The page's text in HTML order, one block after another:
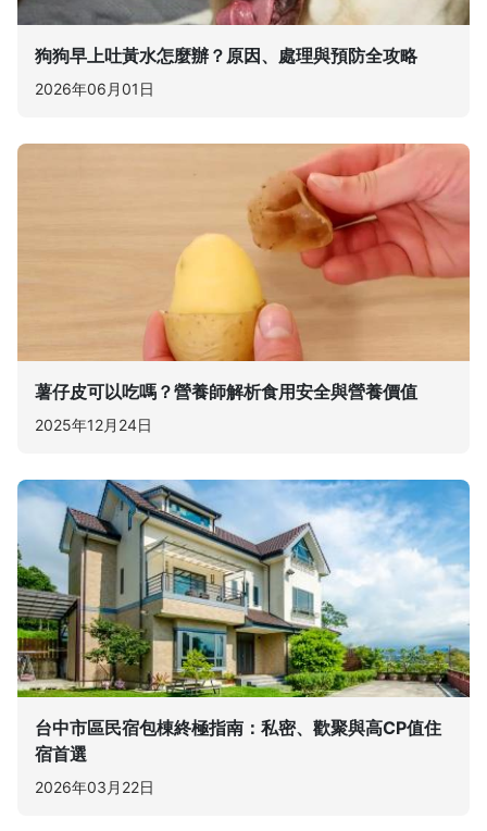
狗狗早上吐黃水怎麼辦？原因、處理與預防全攻略
2026年06月01日
薯仔皮可以吃嗎？營養師解析食用安全與營養價值
2025年12月24日
台中市區民宿包棟終極指南：私密、歡聚與高CP值住
宿首選
2026年03月22日